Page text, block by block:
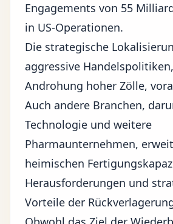
Engagements von 55
in US-Operationen.
Die strategische
aggressive
Androhung hoher Zölle,
Auch andere Branchen,
Technologie und weitere
Pharmaunternehmen,
heimischen
Herausforderungen und
Vorteile der